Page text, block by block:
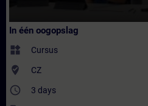
In één oogopslag
widgets Cursus
where_to_vote CZ
access_time 3 days